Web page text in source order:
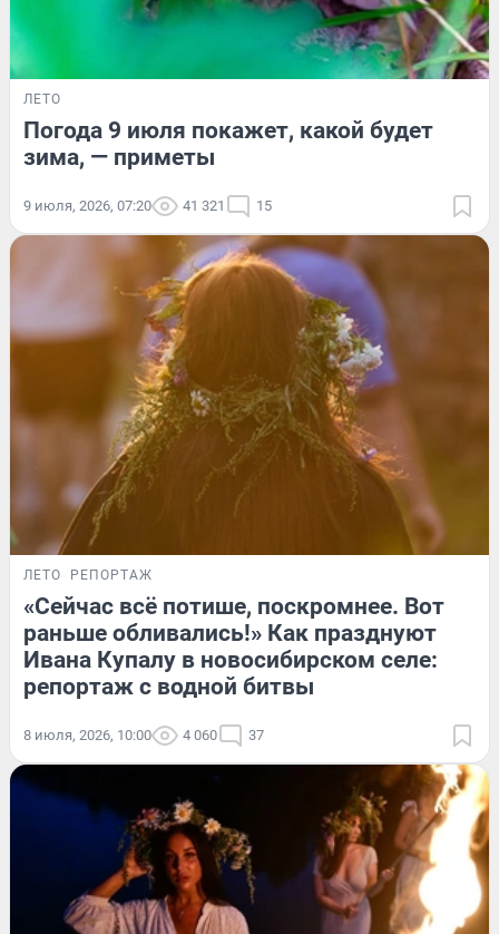
ЛЕТО
Погода 9 июля покажет, какой будет
зима, — приметы
9 июля, 2026, 07:20 41 321 15
ЛЕТО РЕПОРТАЖ
«Сейчас всё потише, поскромнее. Вот
раньше обливались!» Как празднуют
Ивана Купалу в новосибирском селе:
репортаж с водной битвы
8 июля, 2026, 10:00 4 060 37